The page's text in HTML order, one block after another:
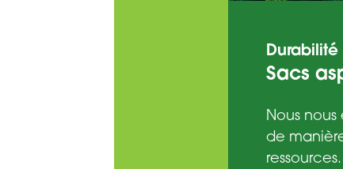
Durabilité
Sacs
Nous
de